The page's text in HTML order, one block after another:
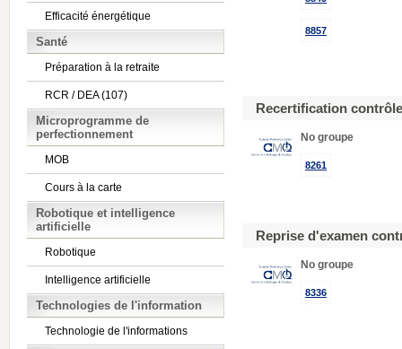
Efficacité énergétique
Santé
Préparation à la retraite
RCR / DEA (107)
Microprogramme de
perfectionnement
MOB
Cours à la carte
Robotique et intelligence
artificielle
Robotique
Intelligence artificielle
Technologies de l'information
Technologie de l'informations
8857
Recertification
No groupe
8261
Reprise d'examen
No groupe
8336